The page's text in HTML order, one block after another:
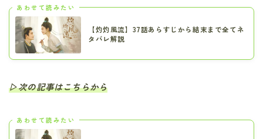
あわせて読みたい
【灼灼風流】37話あらすじから結末まで全てネ
タバレ解説
▷次の記事はこちらから
あわせて読みたい